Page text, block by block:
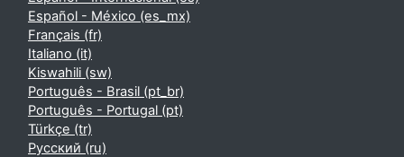
Español - México ‎(es_mx)‎
Français ‎(fr)‎
Italiano ‎(it)‎
Kiswahili ‎(sw)‎
Português - Brasil ‎(pt_br)‎
Português - Portugal ‎(pt)‎
Türkçe ‎(tr)‎
Русский ‎(ru)‎